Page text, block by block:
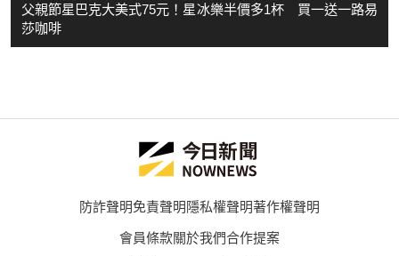
父親節星巴克大美式75元！星冰樂半價多1杯 買一送一路易
莎咖啡
防詐聲明免責聲明隱私權聲明著作權聲明
會員條款關於我們合作提案